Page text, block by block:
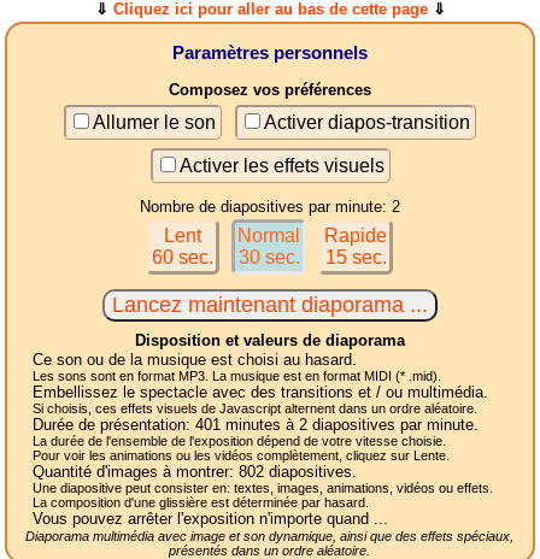
⇓ Cliquez ici pour aller au bas de cette page⇓
Paramètres personnels
Composez vos préférences
Allumer le son Activer diapos-transition
Activer les effets visuels
Nombre de diapositives par minute: 2
Lent
60 sec.
Normal
30 sec.
Rapide
15 sec.
Disposition et valeurs de diaporama
Ce son ou de la musique est choisi au hasard.
Les sons sont en format MP3. La musique est en format MIDI (* .mid).
Embellissez le spectacle avec des transitions et / ou multimédia.
Si choisis, ces effets visuels de Javascript alternent dans un ordre aléatoire.
Durée de présentation: 401 minutes à 2 diapositives par minute.
La durée de l'ensemble de l'exposition dépend de votre vitesse choisie.
Pour voir les animations ou les vidéos complètement, cliquez sur Lente.
Quantité d'images à montrer: 802diapositives.
Une diapositive peut consister en: textes, images, animations, vidéos ou effets.
La composition d'une glissière est déterminée par hasard.
Vous pouvez arrêter l'exposition n'importe quand ...
Diaporama multimédia avec image et son dynamique, ainsi que des effets spéciaux,
présentés dans un ordre aléatoire.